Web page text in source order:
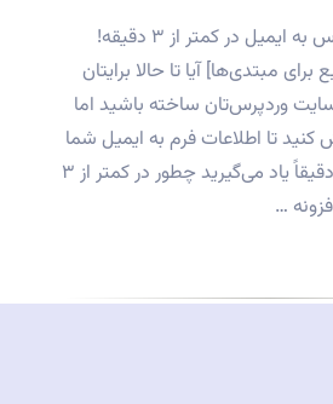
اتصال فرم‌های وردپرس به ایمیل در کمتر از ۳ دقیقه!
مبتدی‌ها] آیا تا حالا برایتان
وردپرس‌تان ساخته باشید اما
تا اطلاعات فرم به ایمیل شما
برسد؟در این مقاله، دقیقاً یاد می‌گیرید چطور در کمتر از ۳
…